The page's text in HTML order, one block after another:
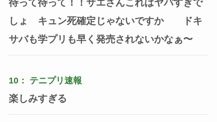
待って待って！！サエさんこれはヤバすぎで
しょ キュン死確定じゃないですか ドキ
サバも学プリも早く発売されないかなぁ〜
10： テニプリ速報
楽しみすぎる